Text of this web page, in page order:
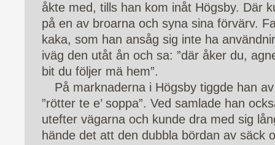
åkte med, tills han kom inåt Högsby. Där
på en av broarna och syna sina förvärv.
kaka, som han ansåg sig inte ha
iväg den utåt ån och sa: ”där åker du,
bit du följer mä hem”.
På marknaderna i Högsby tiggde han
”rötter te e’ soppa”. Ved samlade han
utefter vägarna och kunde dra med sig
hände det att den dubbla bördan av säck